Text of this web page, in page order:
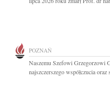
POZNAŃ
Naszemu Szefowi Grzegorzowi
najszczerszego współczucia oraz